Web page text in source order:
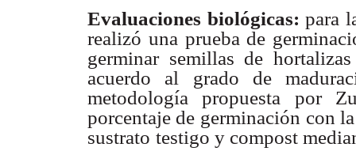
Evaluaciones biológicas:para
realizó una prueba de
germinar semillas de
acuerdo al grado de
metodología propuesta por
porcentaje de germinación con
sustrato testigo y compost